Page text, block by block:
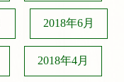
2018年6月
2018年4月